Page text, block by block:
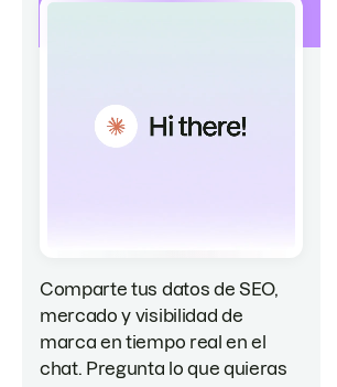
Comparte tus datos de SEO,
mercado y visibilidad de
marca en tiempo real en el
chat. Pregunta lo que quieras